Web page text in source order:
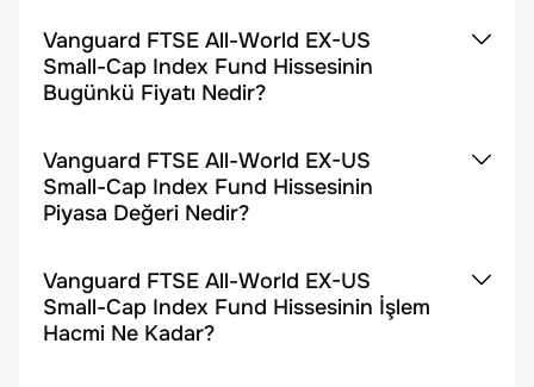
Vanguard FTSE All-World EX-US
Small-Cap Index Fund Hissesinin
Bugünkü Fiyatı Nedir?
Vanguard FTSE All-World EX-US
Small-Cap Index Fund Hissesinin
Piyasa Değeri Nedir?
Vanguard FTSE All-World EX-US
Small-Cap Index Fund Hissesinin İşlem
Hacmi Ne Kadar?